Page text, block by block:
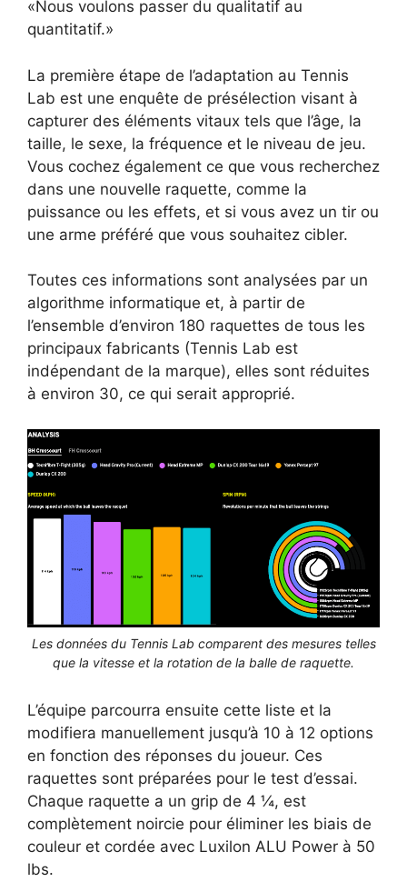
«Nous voulons passer du qualitatif au
quantitatif.»
La première étape de l’adaptation au Tennis
Lab est une enquête de présélection visant à
capturer des éléments vitaux tels que l’âge, la
taille, le sexe, la fréquence et le niveau de jeu.
Vous cochez également ce que vous recherchez
dans une nouvelle raquette, comme la
puissance ou les effets, et si vous avez un tir ou
une arme préféré que vous souhaitez cibler.
Toutes ces informations sont analysées par un
algorithme informatique et, à partir de
l’ensemble d’environ 180 raquettes de tous les
principaux fabricants (Tennis Lab est
indépendant de la marque), elles sont réduites
à environ 30, ce qui serait approprié.
Les données du Tennis Lab comparent des mesures telles
que la vitesse et la rotation de la balle de raquette.
L’équipe parcourra ensuite cette liste et la
modifiera manuellement jusqu’à 10 à 12 options
en fonction des réponses du joueur. Ces
raquettes sont préparées pour le test d’essai.
Chaque raquette a un grip de 4 ¼, est
complètement noircie pour éliminer les biais de
couleur et cordée avec Luxilon ALU Power à 50
lbs.